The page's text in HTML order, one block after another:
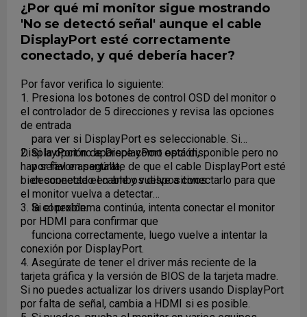
¿Por qué mi monitor sigue mostrando
'No se detectó señal' aunque el cable
DisplayPort esté correctamente
conectado, y qué debería hacer?
Por favor verifica lo siguiente:
1. Presiona los botones de control OSD del monitor o
el controlador de 5 direcciones y revisa las opciones
de entrada
para ver si DisplayPort es seleccionable. Si
DisplayPort no aparece como opción,
por favor asegúrate de que el cable DisplayPort esté
bien conectado en ambos dispositivos.
2. Si la opción de DisplayPort está disponible pero no
hay señal en pantalla,
desconecta el cable y vuelve a conectarlo para que
el monitor vuelva a detectar
la conexión.
3. Si el problema continúa, intenta conectar el monitor
por HDMI para confirmar que
funciona correctamente, luego vuelve a intentar la
conexión por DisplayPort.
4. Asegúrate de tener el driver más reciente de la
tarjeta gráfica y la versión de BIOS de la tarjeta madre.
Si no puedes actualizar los drivers usando DisplayPort
por falta de señal, cambia a HDMI si es posible.